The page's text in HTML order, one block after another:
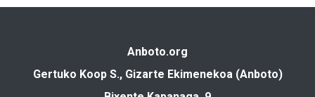
Anboto.org
Gertuko Koop S., Gizarte Ekimenekoa (Anboto)